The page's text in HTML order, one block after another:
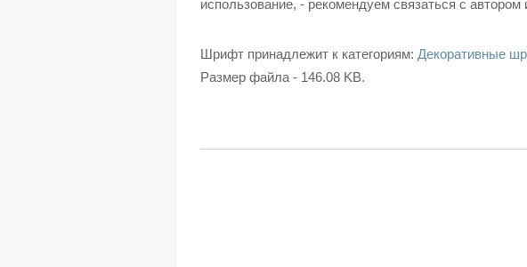
использование, - рекомендуем связаться с автором
Шрифт принадлежит к категориям: Декоративные
Размер файла - 146.08 KB.